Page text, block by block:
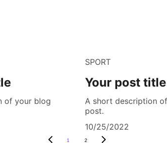
of your blog
SPORT
Your post title
A short description
post.
10/25/2022
1 2